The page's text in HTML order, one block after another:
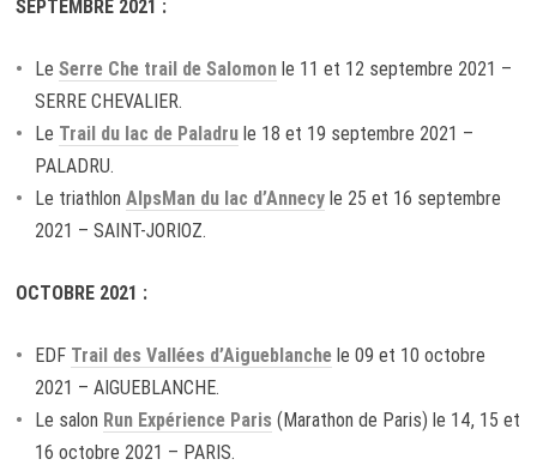
SEPTEMBRE 2021 :
LeSerre Che trail de Salomon le 11 et 12 septembre 2021 –
SERRE CHEVALIER.
Le Trail du lac de Paladru le 18 et 19 septembre 2021 –
PALADRU.
Le triathlonAlpsMan du lac d’Annecy le 25 et 16 septembre
2021 – SAINT-JORIOZ.
OCTOBRE 2021 :
EDF Trail des Vallées d’Aigueblanche le 09 et 10 octobre
2021 – AIGUEBLANCHE.
Le salon Run Expérience Paris (Marathon de Paris) le 14, 15 et
16 octobre 2021 – PARIS.